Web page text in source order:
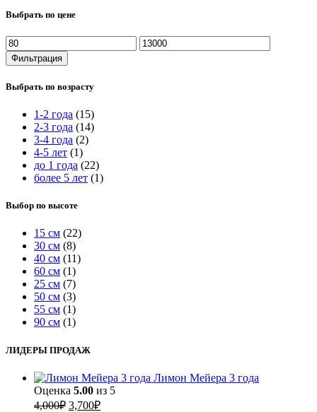
Выбрать по цене
Минимальная
цена
Максимальная
цена
Фильтрация
Выбрать по возрасту
1-2 года (15)
2-3 года (14)
3-4 года (2)
4-5 лет (1)
до 1 года (22)
более 5 лет (1)
Выбор по высоте
15 см (22)
30 см (8)
40 см (11)
60 см (1)
25 см (7)
50 см (3)
55 см (1)
90 см (1)
ЛИДЕРЫ ПРОДАЖ
Лимон Мейера 3 года
Оценка 5.00 из 5
4,000₽ Первоначальная
3,700₽Текущая